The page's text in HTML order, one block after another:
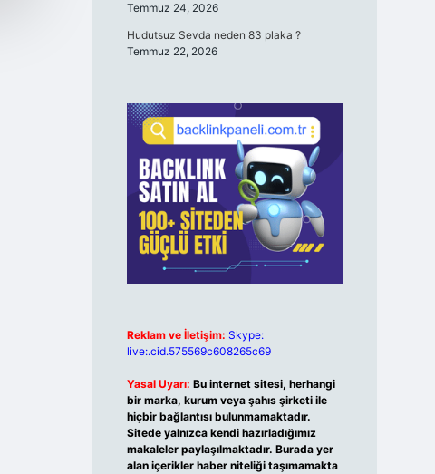
Temmuz 24, 2026
Hudutsuz Sevda neden 83 plaka ?
Temmuz 22, 2026
Reklam ve İletişim: Skype:
live:.cid.575569c608265c69
Yasal Uyarı: Bu internet sitesi, herhangi
bir marka, kurum veya şahıs şirketi ile
hiçbir bağlantısı bulunmamaktadır.
Sitede yalnızca kendi hazırladığımız
makaleler paylaşılmaktadır. Burada yer
alan içerikler haber niteliği taşımamakta